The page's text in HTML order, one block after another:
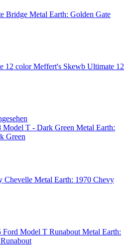
Metal Earth: Golden Gate
Meffert's Skewb Ultimate 12
Metal Earth:
Green
Metal Earth: 1970 Chevy
Metal Earth: